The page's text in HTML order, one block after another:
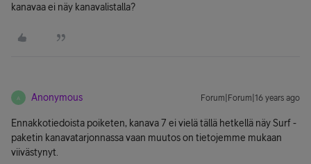
kanavaa ei näy kanavalistalla?
A Anonymous Forum|Forum|16 years ago
Ennakkotiedoista poiketen, kanava 7 ei vielä tällä hetkellä näy Surf -
paketin kanavatarjonnassa vaan muutos on tietojemme mukaan
viivästynyt.